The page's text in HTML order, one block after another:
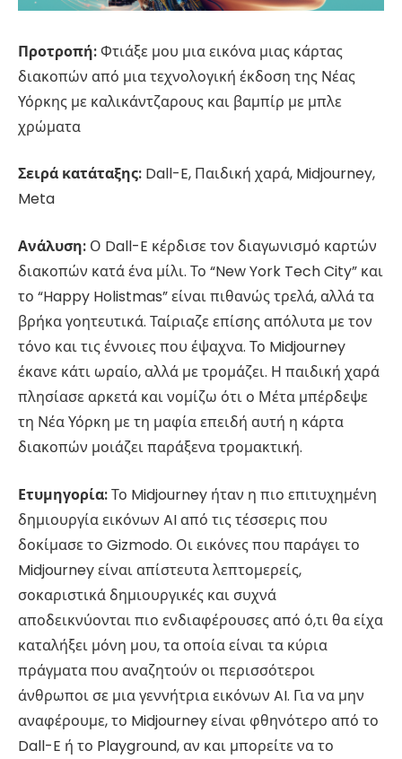
Προτροπή:Φτιάξε μου μια εικόνα μιας κάρτας
διακοπών από μια τεχνολογική έκδοση της Νέας
Υόρκης με καλικάντζαρους και βαμπίρ με μπλε
χρώματα
Σειρά κατάταξης: Dall-E, Παιδική χαρά, Midjourney,
Meta
Ανάλυση: Ο Dall-E κέρδισε τον διαγωνισμό καρτών
διακοπών κατά ένα μίλι. Το “New York Tech City” και
το “Happy Holistmas” είναι πιθανώς τρελά, αλλά τα
βρήκα γοητευτικά. Ταίριαζε επίσης απόλυτα με τον
τόνο και τις έννοιες που έψαχνα. Το Midjourney
έκανε κάτι ωραίο, αλλά με τρομάζει. Η παιδική χαρά
πλησίασε αρκετά και νομίζω ότι ο Μέτα μπέρδεψε
τη Νέα Υόρκη με τη μαφία επειδή αυτή η κάρτα
διακοπών μοιάζει παράξενα τρομακτική.
Ετυμηγορία:Το Midjourney ήταν η πιο επιτυχημένη
δημιουργία εικόνων AI από τις τέσσερις που
δοκίμασε το Gizmodo. Οι εικόνες που παράγει το
Midjourney είναι απίστευτα λεπτομερείς,
σοκαριστικά δημιουργικές και συχνά
αποδεικνύονται πιο ενδιαφέρουσες από ό,τι θα είχα
καταλήξει μόνη μου, τα οποία είναι τα κύρια
πράγματα που αναζητούν οι περισσότεροι
άνθρωποι σε μια γεννήτρια εικόνων AI. Για να μην
αναφέρουμε, το Midjourney είναι φθηνότερο από το
Dall-E ή το Playground, αν και μπορείτε να το